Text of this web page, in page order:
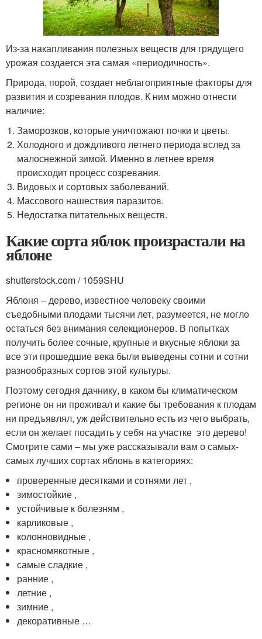
Из-за накапливания полезных веществ для грядущего
урожая создается эта самая «периодичность».
Природа, порой, создает неблагоприятные факторы для
развития и созревания плодов. К ним можно отнести
наличие:
Заморозков, которые уничтожают почки и цветы.
Холодного и дождливого летнего периода вслед за
малоснежной зимой. Именно в летнее время
происходит процесс созревания.
Видовых и сортовых заболеваний.
Массового нашествия паразитов.
Недостатка питательных веществ.
Какие сорта яблок произрастали на
яблоне
shutterstock.com / 1059SHU
Яблоня – дерево, известное человеку своими
съедобными плодами тысячи лет, разумеется, не могло
остаться без внимания селекционеров. В попытках
получить более сочные, крупные и вкусные яблоки за
все эти прошедшие века были выведены сотни и сотни
разнообразных сортов этой культуры.
Поэтому сегодня дачнику, в каком бы климатическом
регионе он ни проживал и какие бы требования к плодам
ни предъявлял, уж действительно есть из чего выбрать,
если он желает посадить у себя на участке это дерево!
Смотрите сами – мы уже рассказывали вам о самых-
самых лучших сортах яблонь в категориях:
проверенные десятками и сотнями лет ,
зимостойкие ,
устойчивые к болезням ,
карликовые ,
колонновидные ,
красномякотные ,
самые сладкие ,
ранние ,
летние ,
зимние ,
декоративные …